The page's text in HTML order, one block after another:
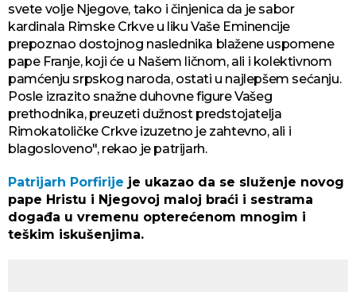
svete volje Njegove, tako i činjenica da je sabor
kardinala Rimske Crkve u liku Vaše Eminencije
prepoznao dostojnog naslednika blažene uspomene
pape Franje, koji će u Našem ličnom, ali i kolektivnom
pamćenju srpskog naroda, ostati u najlepšem sećanju.
Posle izrazito snažne duhovne figure Vašeg
prethodnika, preuzeti dužnost predstojatelja
Rimokatoličke Crkve izuzetno je zahtevno, ali i
blagosloveno", rekao je patrijarh.
Patrijarh Porfirije je ukazao da se služenje novog
pape Hristu i Njegovoj maloj braći i sestrama
događa u vremenu opterećenom mnogim i
teškim iskušenjima.